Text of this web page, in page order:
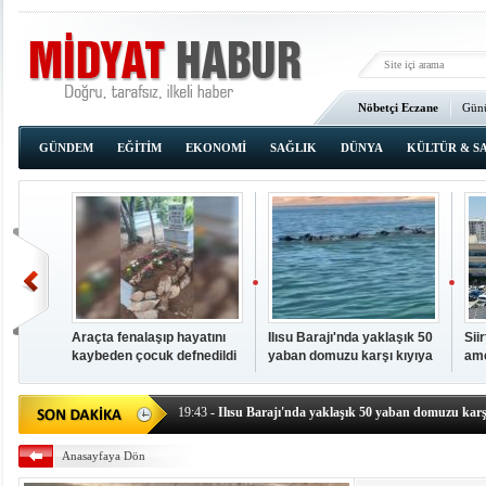
Nöbetçi Eczane
Ana Sayfa
GÜNDEM
EĞİTİM EKONOMİ SAĞLIK DÜNYA KÜLTÜR &
Araçta fenalaşıp hayatını
kaybeden çocuk defnedildi
Ilısu Barajı'nda yaklaşık 50
yaban domuzu karşı kıyıya
- OKUMAK İÇİN TIKLAYIN
19:43 - Ilısu Barajı'nda yaklaşık 50 yaban domuzu
19:42- Hacıoğlu: UMKE ekipleri bilgi, cesaret ve
19:08- HÜDA PAR Şırnak il başkanı Yalçın:
Anasayfaya Dön